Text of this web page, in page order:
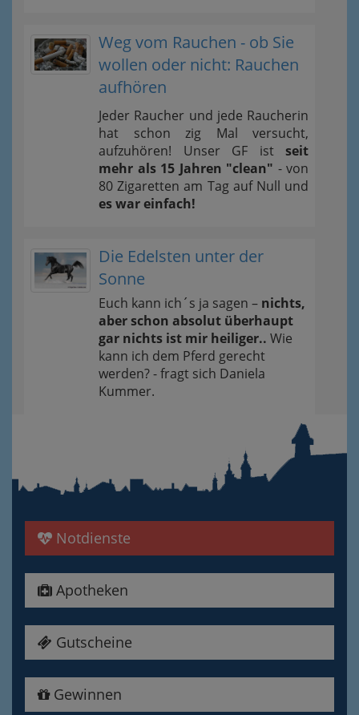
Weg vom Rauchen - ob Sie
wollen oder nicht: Rauchen
aufhören
Jeder Raucher und jede Raucherin
hat schon zig Mal versucht,
aufzuhören! Unser GF ist seit
mehr als 15 Jahren "clean" - von
80 Zigaretten am Tag auf Null und
es war einfach!
Die Edelsten unter der
Sonne
Euch kann ich´s ja sagen – nichts,
aber schon absolut überhaupt
gar nichts ist mir heiliger.. Wie
kann ich dem Pferd gerecht
werden? - fragt sich Daniela
Kummer.
Notdienste
Apotheken
Gutscheine
Gewinnen